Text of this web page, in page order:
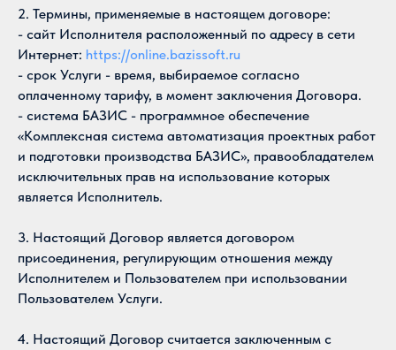
2. Термины, применяемые в настоящем договоре:
- сайт Исполнителя расположенный по адресу в сети
Интернет: https://online.bazissoft.ru
- срок Услуги - время, выбираемое согласно
оплаченному тарифу, в момент заключения Договора.
- система БАЗИС - программное обеспечение
«Комплексная система автоматизация проектных работ
и подготовки производства БАЗИС», правообладателем
исключительных прав на использование которых
является Исполнитель.
3. Настоящий Договор является договором
присоединения, регулирующим отношения между
Исполнителем и Пользователем при использовании
Пользователем Услуги.
4. Настоящий Договор считается заключенным с